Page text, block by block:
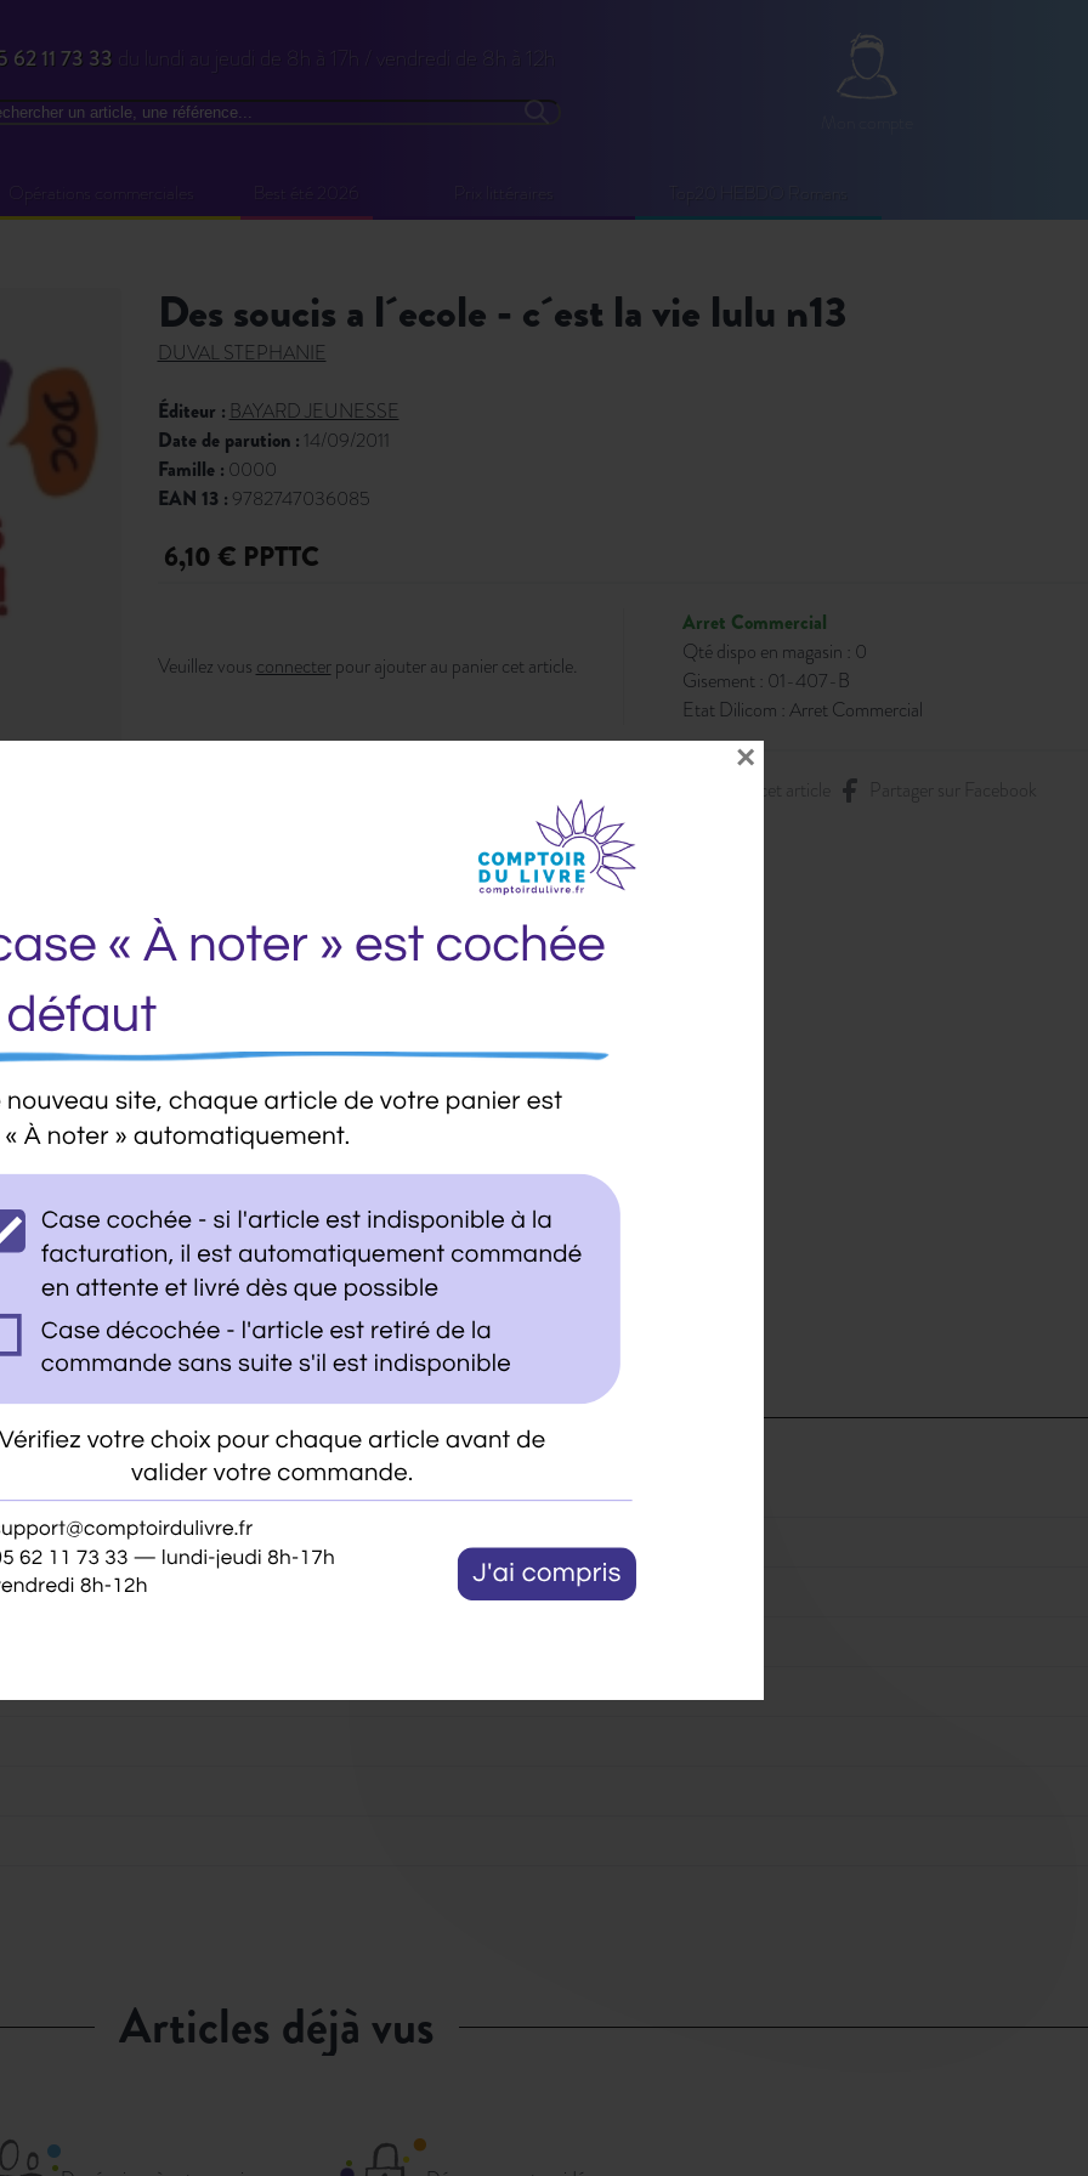
×
62 11 73 33 du lundi au jeudi de 8h à 17h / vendredi de 8h à 12h
Mon compte
Best été 2026
des soucis a l´ecole - c´est la vie lulu n13
DUVAL STEPHANIE
Éditeur : BAYARD JEUNESSE
Date de parution : 14/09/2011
Famille : 0000
EAN 13 : 9782747036085
6,10 € PPTTC
Veuillez vous connecterpour ajouter au panier cet article.
Arret Commercial
Qté dispo en magasin : 0
Gisement : 01-407-B
Etat Dilicom : Arret Commercial
Poser une question sur cet article Partager sur Facebook
articles déjà vus